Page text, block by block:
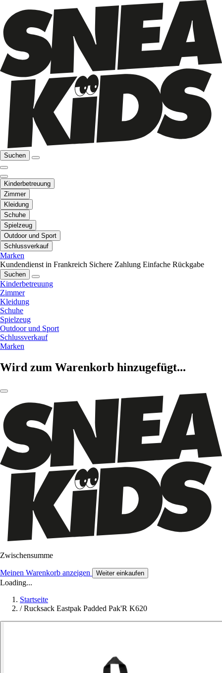
Suchen
Kinderbetreuung
Zimmer
Kleidung
Schuhe
Spielzeug
Outdoor und Sport
Schlussverkauf
Marken
Kundendienst in Frankreich Sichere Zahlung Einfache Rückgabe
Suchen
Kinderbetreuung
Zimmer
Kleidung
Schuhe
Spielzeug
Outdoor und Sport
Schlussverkauf
Marken
Wird zum Warenkorb hinzugefügt...
Zwischensumme
Meinen Warenkorb anzeigen Weiter einkaufen
Loading...
Startseite
/ Rucksack Eastpak Padded Pak'R K620